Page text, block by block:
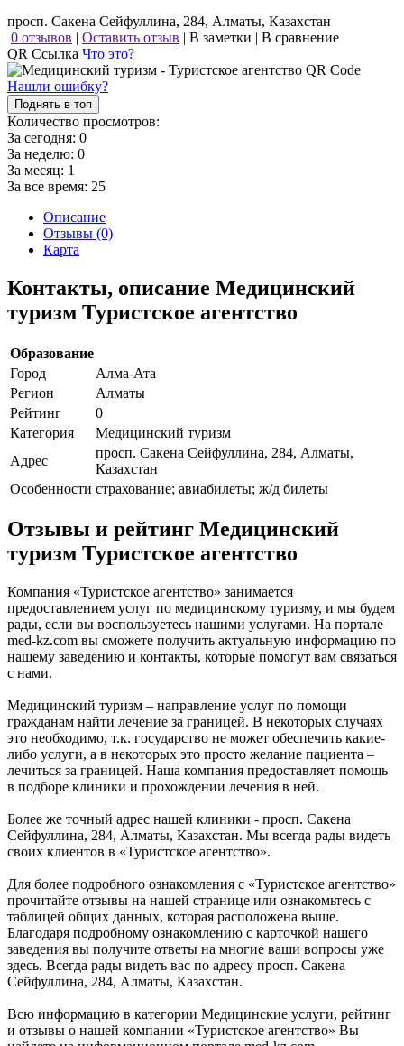
просп. Сакена Сейфуллина, 284, Алматы, Казахстан
0 отзывов | Оставить отзыв | В заметки | В сравнение
QR Ссылка Что это?
Нашли ошибку?
Поднять в топ
Количество просмотров:
За сегодня: 0
За неделю: 0
За месяц: 1
За все время: 25
Описание
Отзывы (0)
Карта
Контакты, описание Медицинский
туризм Туристское агентство
Образование
Город
Алма-Ата
Регион
Алматы
Рейтинг
0
Категория
Медицинский туризм
Адрес
просп. Сакена Сейфуллина, 284, Алматы,
Казахстан
Особенности страхование; авиабилеты; ж/д билеты
Отзывы и рейтинг Медицинский
туризм Туристское агентство
Компания «Туристское агентство» занимается
предоставлением услуг по медицинскому туризму, и мы будем
рады, если вы воспользуетесь нашими услугами. На портале
med-kz.com вы сможете получить актуальную информацию по
нашему заведению и контакты, которые помогут вам связаться
с нами.
Медицинский туризм – направление услуг по помощи
гражданам найти лечение за границей. В некоторых случаях
это необходимо, т.к. государство не может обеспечить какие-
либо услуги, а в некоторых это просто желание пациента –
лечиться за границей. Наша компания предоставляет помощь
в подборе клиники и прохождении лечения в ней.
Более же точный адрес нашей клиники - просп. Сакена
Сейфуллина, 284, Алматы, Казахстан. Мы всегда рады видеть
своих клиентов в «Туристское агентство».
Для более подробного ознакомления с «Туристское агентство»
прочитайте отзывы на нашей странице или ознакомьтесь с
таблицей общих данных, которая расположена выше.
Благодаря подробному ознакомлению с карточкой нашего
заведения вы получите ответы на многие ваши вопросы уже
здесь. Всегда рады видеть вас по адресу просп. Сакена
Сейфуллина, 284, Алматы, Казахстан.
Всю информацию в категории Медицинские услуги, рейтинг
и отзывы о нашей компании «Туристское агентство» Вы